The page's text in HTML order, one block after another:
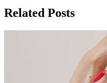
Related Posts